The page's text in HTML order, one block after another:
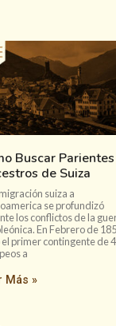
Buscar
de Suiza
suiza a
se profundizó
los conflictos de la
En Febrero de
primer contingente de
a
Más »